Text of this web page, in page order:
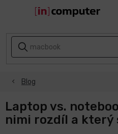
AKCE
SLEVY
ZPÁTKY
Blog
Laptop vs.
nimi rozdíl a který